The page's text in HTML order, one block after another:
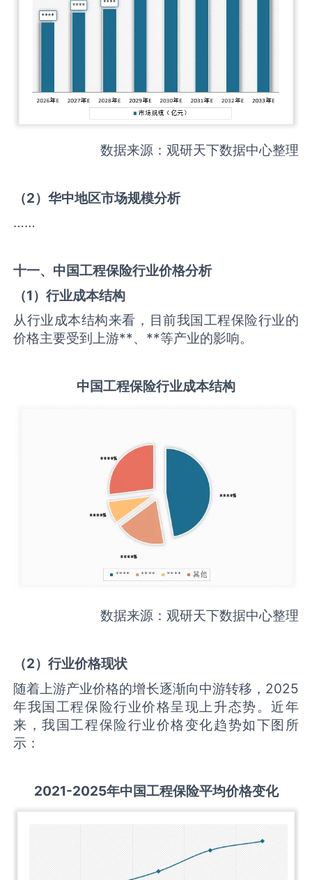
数据来源：观研天下数据中心整理
（2）华中地区市场规模分析
……
十一、中国工程保险行业价格分析
（1）行业成本结构
从行业成本结构来看，目前我国工程保险行业的
价格主要受到上游**、**等产业的影响。
中国工程保险行业成本结构
数据来源：观研天下数据中心整理
（2）行业价格现状
随着上游产业价格的增长逐渐向中游转移，2025
年我国工程保险行业价格呈现上升态势。近年
来，我国工程保险行业价格变化趋势如下图所
示：
2021-2025年中国工程保险平均价格变化